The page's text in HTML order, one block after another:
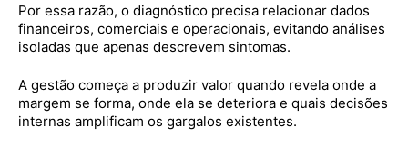
Por essa razão, o diagnóstico precisa relacionar dados
financeiros, comerciais e operacionais, evitando análises
isoladas que apenas descrevem sintomas.
A gestão começa a produzir valor quando revela onde a
margem se forma, onde ela se deteriora e quais decisões
internas amplificam os gargalos existentes.